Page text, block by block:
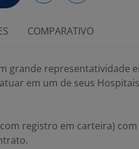
COMPARATIVO
grande representatividade
em um de seus
registro em carteira) com